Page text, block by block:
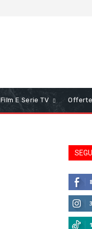
Film E Serie TV Offerte